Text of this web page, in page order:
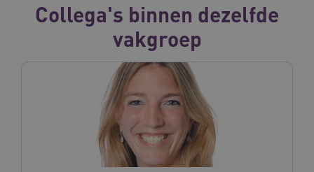
Collega's binnen dezelfde
vakgroep